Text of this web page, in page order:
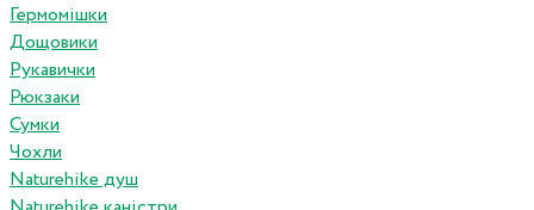
Гермомішки
Дощовики
Рукавички
Рюкзаки
Сумки
Чохли
Naturehike душ